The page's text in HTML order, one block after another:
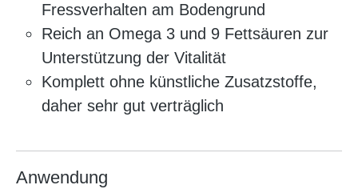
Fressverhalten am Bodengrund
Reich an Omega 3 und 9 Fettsäuren zur
Unterstützung der Vitalität
Komplett ohne künstliche Zusatzstoffe,
daher sehr gut verträglich
Anwendung